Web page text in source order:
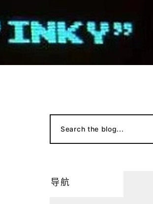
Search the blog...
导航